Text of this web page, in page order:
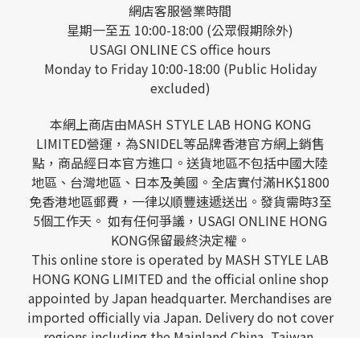
網店客服營業時間
星期一至五 10:00-18:00 (公眾假期除外)
USAGI ONLINE CS office hours
Monday to Friday 10:00-18:00 (Public Holiday
excluded)
本網上商店由MASH STYLE LAB HONG KONG
LIMITED營運，為SNIDEL等品牌香港官方網上銷售
點，商品經日本官方進口。送貨地區不包括中國大陸
地區、台灣地區、日本及美國。全店實付滿HK$1800
免香港地區郵費，一律以順豐速遞送出。發貨需時3至
5個工作天。 如有任何爭議，USAGI ONLINE HONG
KONG保留最終決定權。
This online store is operated by MASH STYLE LAB
HONG KONG LIMITED and the official online shop
appointed by Japan headquarter. Merchandises are
imported officially via Japan. Delivery do not cover